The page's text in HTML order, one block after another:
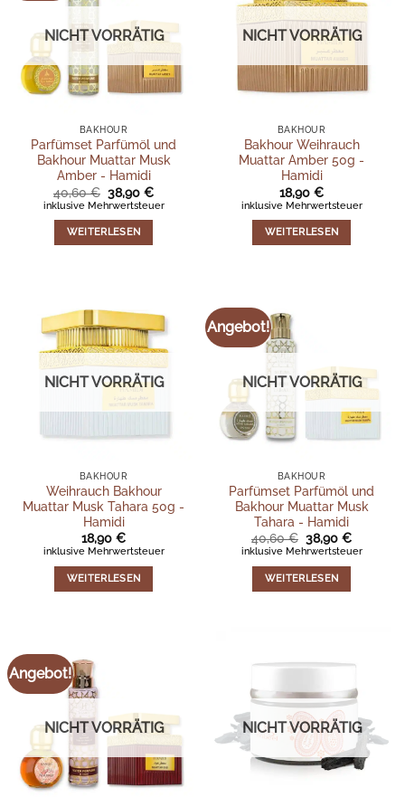
NICHT VORRÄTIG
BAKHOUR
Parfümset Parfümöl und
Bakhour Muattar Musk
Amber - Hamidi
40,60€ Ursprünglicher
Preis
40,60 €
38,90€Aktueller
Preis
inklusive Mehrwertsteuer
WEITERLESEN
NICHT VORRÄTIG
BAKHOUR
Bakhour Weihrauch
Muattar Amber 50g -
Hamidi
18,90 €
inklusive Mehrwertsteuer
WEITERLESEN
NICHT VORRÄTIG
BAKHOUR
Weihrauch Bakhour
Muattar Musk Tahara 50g -
Hamidi
18,90 €
inklusive Mehrwertsteuer
WEITERLESEN
Angebot!
NICHT VORRÄTIG
BAKHOUR
Parfümset Parfümöl und
Bakhour Muattar Musk
Tahara - Hamidi
40,60€ Ursprünglicher
Preis
40,60 €
38,90€Aktueller
Preis
inklusive Mehrwertsteuer
WEITERLESEN
Angebot!
NICHT VORRÄTIG NICHT VORRÄTIG